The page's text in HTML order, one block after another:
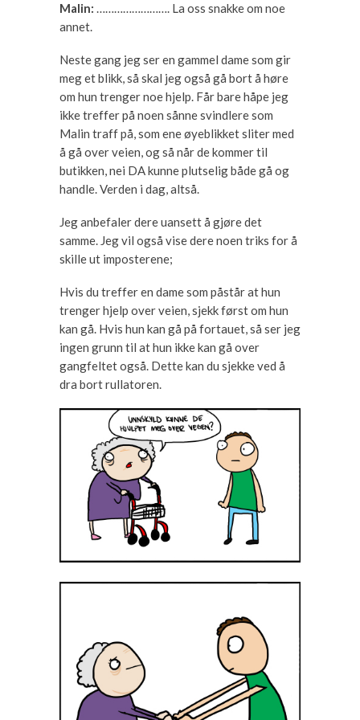
Malin: ……………………. La oss snakke om noe
annet.
Neste gang jeg ser en gammel dame som gir
meg et blikk, så skal jeg også gå bort å høre
om hun trenger noe hjelp. Får bare håpe jeg
ikke treffer på noen sånne svindlere som
Malin traff på, som ene øyeblikket sliter med
å gå over veien, og så når de kommer til
butikken, nei DA kunne plutselig både gå og
handle. Verden i dag, altså.
Jeg anbefaler dere uansett å gjøre det
samme. Jeg vil også vise dere noen triks for å
skille ut imposterene;
Hvis du treffer en dame som påstår at hun
trenger hjelp over veien, sjekk først om hun
kan gå. Hvis hun kan gå på fortauet, så ser jeg
ingen grunn til at hun ikke kan gå over
gangfeltet også. Dette kan du sjekke ved å
dra bort rullatoren.